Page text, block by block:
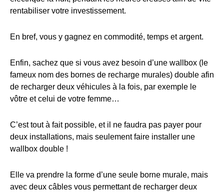
rentabiliser votre investissement.
En bref, vous y gagnez en commodité, temps et argent.
Enfin, sachez que si vous avez besoin d’une wallbox (le
fameux nom des bornes de recharge murales) double afin
de recharger deux véhicules à la fois, par exemple le
vôtre et celui de votre femme…
C’est tout à fait possible, et il ne faudra pas payer pour
deux installations, mais seulement faire installer une
wallbox double !
Elle va prendre la forme d’une seule borne murale, mais
avec deux câbles vous permettant de recharger deux